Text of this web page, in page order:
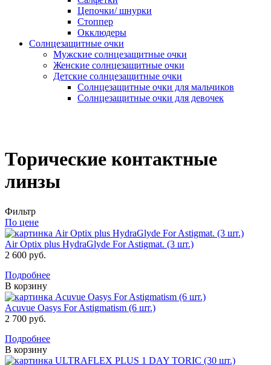
Цепочки/ шнурки
Стоппер
Окклюдеры
Солнцезащитные очки
Мужские солнцезащитные очки
Женские солнцезащитные очки
Детские солнцезащитные очки
Солнцезащитные очки для мальчиков
Солнцезащитные очки для девочек
Торические контактные
линзы
Фильтр
По цене
Air Optix plus HydraGlyde For Astigmat. (3 шт.)
2 600 руб.
Подробнее
В корзину
Acuvue Oasys For Astigmatism (6 шт.)
2 700 руб.
Подробнее
В корзину